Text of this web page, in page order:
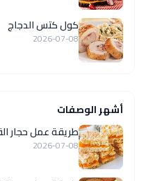
كول كتس الدجاج
2026-07-08
أشهر الوصفات
طريقة عمل حجار
2026-07-08